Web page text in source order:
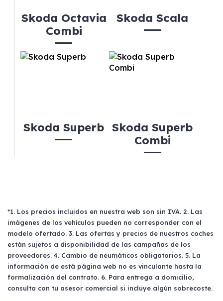
Skoda Octavia
Combi
Skoda Scala
Skoda Superb Skoda Superb
Combi
*1. Los precios incluidos en nuestra web son sin IVA. 2. Las
imágenes de los vehículos pueden no corresponder con el
modelo ofertado. 3. Las ofertas y precios de nuestros coches
están sujetos a disponibilidad de las campañas de los
proveedores. 4. Cambio de neumáticos obligatorios. 5. La
información de está página web no es vinculante hasta la
formalización del contrato. 6. Para entrega a domicilio,
consulta con tu asesor comercial si incluye algún sobrecoste.